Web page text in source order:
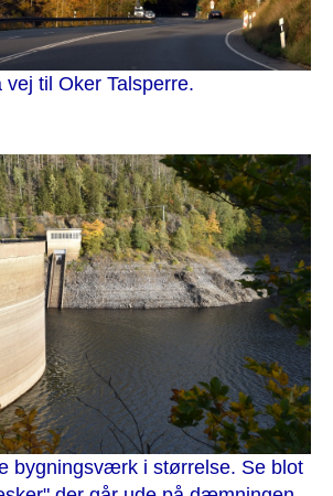
vej til Oker Talsperre.
bygningsværk i størrelse. Se blot